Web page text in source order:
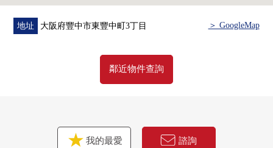
地址 大阪府豐中市東豐中町3丁目 ＞ GoogleMap
鄰近物件查詢
我的最愛 諮詢